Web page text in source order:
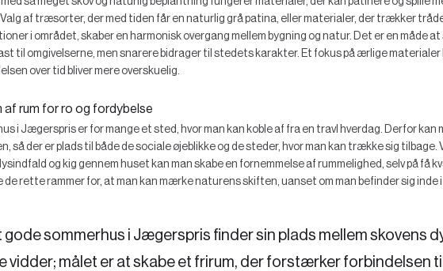
af træsorter, der med tiden får en naturlig grå patina, eller materialer, der trækker
i området, skaber en harmonisk overgang mellem bygning og natur. Det er en måde
til omgivelserne, men snarere bidrager til stedets karakter. Et fokus på ærlige materialer
over tid bliver mere overskuelig.
af rum for ro og fordybelse
i Jægerspris er for mange et sted, hvor man kan koble af fra en travl hverdag. Derfor kan
så der er plads til både de sociale øjeblikke og de steder, hvor man kan trække sig tilbage.
og kig gennem huset kan man skabe en fornemmelse af rummelighed, selv på få
de rette rammer for, at man kan mærke naturens skiften, uanset om man befinder sig inde
gode sommerhus i Jægerspris finder sin plads mellem skovens
vidder; målet er at skabe et frirum, der forstærker forbindelsen